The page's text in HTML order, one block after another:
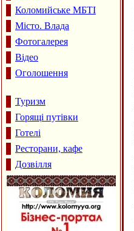
Коломийське МБТІ
Місто. Влада
Фотогалерея
Відео
Оголошення
Туризм
Горящі путівки
Готелі
Ресторани, кафе
Дозвілля